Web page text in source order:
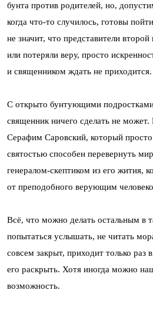
бунта против родителей, но,
когда что-то случилось, готовы
не значит, что представители
или потеряли веру, просто
и священником ждать не приходится.
С открыто бунтующими
священник ничего сделать не
Серафим Саровский, который
святостью способен перевернуть
генералом-скептиком из его жития,
от преподобного верующим
Всё, что можно делать остальным в
попытаться услышать, не читать
совсем закрыт, приходит только раз
его раскрыть. Хотя иногда можно
возможность.